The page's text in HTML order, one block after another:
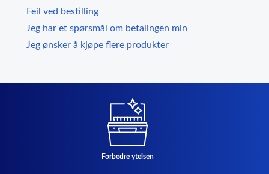
Feil ved bestilling
Jeg har et spørsmål om betalingen min
Jeg ønsker å kjøpe flere produkter
Forbedre ytelsen